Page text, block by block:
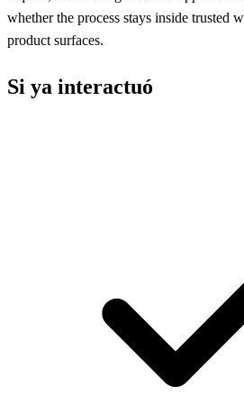
whether the process stays inside trusted
product surfaces.
Si ya interactuó